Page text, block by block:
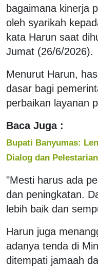
bagaimana kinerja
oleh syarikah
kata Harun saat
Jumat (26/6/2026).
Menurut Harun,
dasar bagi
perbaikan layanan
Baca Juga :
Bupati Banyumas:
Dialog dan
"Mesti harus ada
dan peningkatan.
lebih baik dan
Harun juga
adanya tenda di
ditempati jamaah